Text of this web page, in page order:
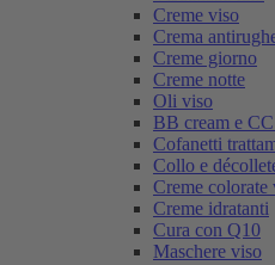
Creme viso
Crema
Creme giorno
Creme notte
Oli viso
BB cream e
Cofanetti
Collo e
Creme colorate
Creme idratanti
Cura con Q10
Maschere viso